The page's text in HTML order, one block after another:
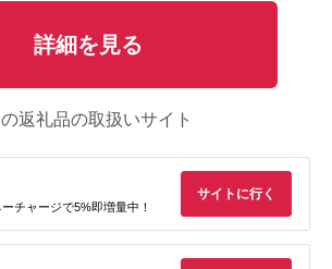
詳細を見る
返礼品の取扱いサイト
チャージで5%即増量中！
サイトに行く